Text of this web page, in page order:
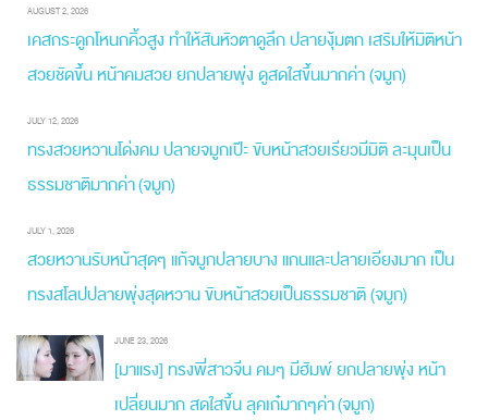
AUGUST 2, 2026
เคสกระดูกโหนกคิ้วสูง ทำให้สันหัวตาดูลึก ปลายงุ้มตก เสริมให้มิติหน้า
สวยชัดขึ้น หน้าคมสวย ยกปลายพุ่ง ดูสดใสขึ้นมากค่า (จมูก)
JULY 12, 2026
ทรงสวยหวานโด่งคม ปลายจมูกเป๊ะ ขับหน้าสวยเรียวมีมิติ ละมุนเป็น
ธรรมชาติมากค่า (จมูก)
JULY 1, 2026
สวยหวานรับหน้าสุดๆ แก้จมูกปลายบาง แกนและปลายเอียงมาก เป็น
ทรงสโลปปลายพุ่งสุดหวาน ขับหน้าสวยเป็นธรรมชาติ (จมูก)
JUNE 23, 2026
[มาแรง] ทรงพี่สาวจีน คมๆ มีฮัมพ์ ยกปลายพุ่ง หน้า
เปลี่ยนมาก สดใสขึ้น ลุคเก๋มากๆค่า (จมูก)